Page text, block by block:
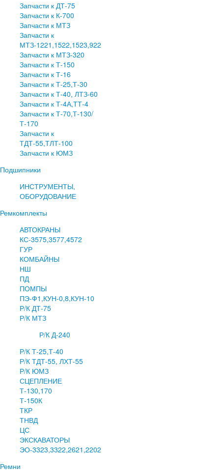
Запчасти к ДТ-75
Запчасти к К-700
Запчасти к МТЗ
Запчасти к
МТЗ-1221,1522,1523,922
Запчасти к МТЗ-320
Запчасти к Т-150
Запчасти к Т-16
Запчасти к Т-25,Т-30
Запчасти к Т-40, ЛТЗ-60
Запчасти к Т-4А,ТТ-4
Запчасти к Т-70,Т-130/
Т-170
Запчасти к
ТДТ-55,ТЛТ-100
Запчасти к ЮМЗ
Подшипники
ИНСТРУМЕНТЫ,
ОБОРУДОВАНИЕ
Ремкомплекты
АВТОКРАНЫ
КС-3575,3577,4572
ГУР
КОМБАЙНЫ
НШ
ПД
ПОМПЫ
ПЭ-Ф1,КУН-0,8,КУН-10
Р/К ДТ-75
Р/К МТЗ
Р/К Д-240
Р/К Т-25,Т-40
Р/К ТДТ-55, ЛХТ-55
Р/К ЮМЗ
СЦЕПЛЕНИЕ
Т-130,170
Т-150К
ТКР
ТНВД
ЦС
ЭКСКАВАТОРЫ
ЭО-3323,3322,2621,2202
Ремни